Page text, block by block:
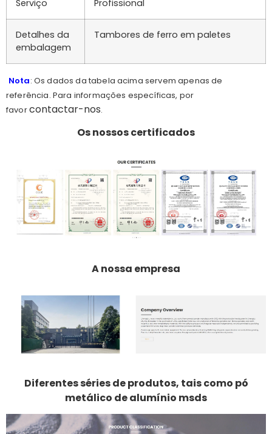
Serviço Profissional
Detalhes da
embalagem
Tambores de ferro em paletes
Nota: Os dados da tabela acima servem apenas de
referência. Para informações específicas, por
favorcontactar-nos.
Os nossos certificados
A nossa empresa
Diferentes séries de produtos, tais como pó
metálico de alumínio msds